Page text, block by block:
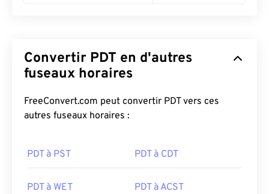
Convertir PDT en d'autres
fuseaux horaires
FreeConvert.com peut convertir PDT vers ces
autres fuseaux horaires :
PDT à PST PDT à CDT
PDT à WET PDT à ACST